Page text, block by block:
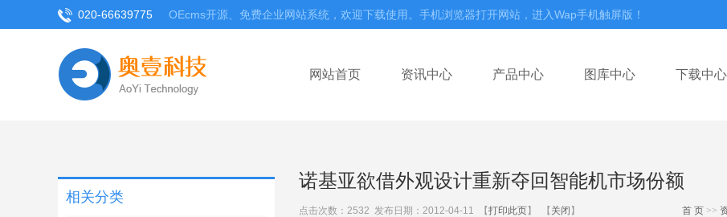
020-66639775 OEcms开源、免费企业网站系统，欢迎下载使用。手机浏览器打开网站，进入Wap手机触屏版！
网站首页 资讯中心 产品中心 图库中心 下载中心
诺基亚欲借外观设计重新夺回智能机市场份额
点击次数： 2532 发布日期：2012-04-11 【打印此页】 【 关闭 】 首 页 >>
相关分类